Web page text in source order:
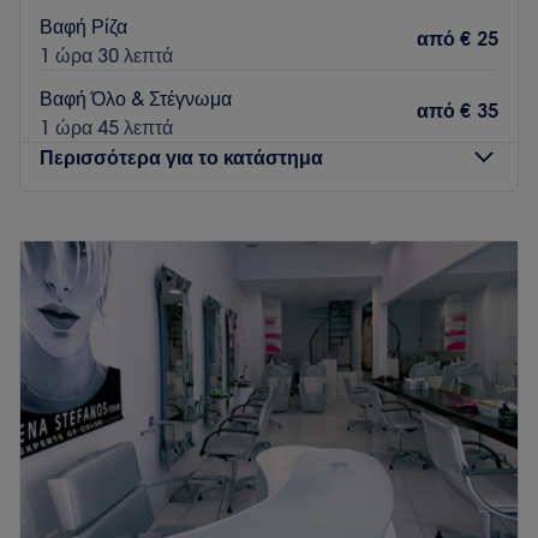
Βαφή Ρίζα
1 ώρα 30 λεπτά
από € 25
Βαφή Όλο & Στέγνωμα
1 ώρα 45 λεπτά
από € 35
Περισσότερα για το κατάστημα
Τρίτη
10:00
20:00
Τετάρτη
10:00 –20:00
Πέμπτη
10:00
20:00
Παρασκευή
10:00 –20:00
Σάββατο
09:00–15:00
Κυριακή
Κλειστό
Το Urban Hair Salon βρίσκεται στη Καλαμαριά και
προσφέρει μια μεγάλη γκάμα υπηρεσιών κομμωτικής.
Go to venue